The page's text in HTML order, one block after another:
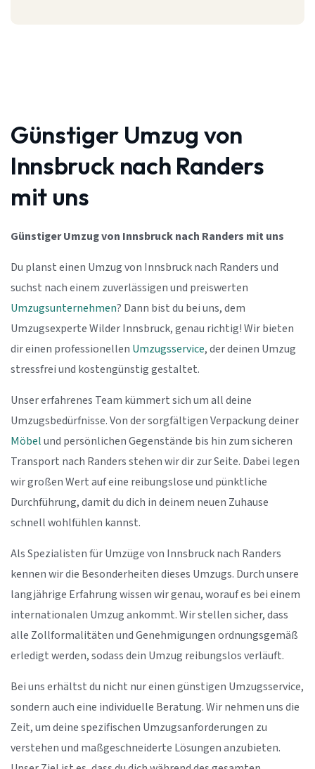
Günstiger Umzug von
Innsbruck nach Randers
mit uns
Günstiger Umzug von Innsbruck nach Randers mit uns
Du planst einen Umzug von Innsbruck nach Randers und
suchst nach einem zuverlässigen und preiswerten
Umzugsunternehmen? Dann bist du bei uns, dem
Umzugsexperte Wilder Innsbruck, genau richtig! Wir bieten
dir einen professionellen Umzugsservice, der deinen Umzug
stressfrei und kostengünstig gestaltet.
Unser erfahrenes Team kümmert sich um all deine
Umzugsbedürfnisse. Von der sorgfältigen Verpackung deiner
Möbelund persönlichen Gegenstände bis hin zum sicheren
Transport nach Randers stehen wir dir zur Seite. Dabei legen
wir großen Wert auf eine reibungslose und pünktliche
Durchführung, damit du dich in deinem neuen Zuhause
schnell wohlfühlen kannst.
Als Spezialisten für Umzüge von Innsbruck nach Randers
kennen wir die Besonderheiten dieses Umzugs. Durch unsere
langjährige Erfahrung wissen wir genau, worauf es bei einem
internationalen Umzug ankommt. Wir stellen sicher, dass
alle Zollformalitäten und Genehmigungen ordnungsgemäß
erledigt werden, sodass dein Umzug reibungslos verläuft.
Bei uns erhältst du nicht nur einen günstigen Umzugsservice,
sondern auch eine individuelle Beratung. Wir nehmen uns die
Zeit, um deine spezifischen Umzugsanforderungen zu
verstehen und maßgeschneiderte Lösungen anzubieten.